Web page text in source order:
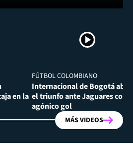
en la
FÚTBOL COLOMBIANO
Internacional de Bogotá
el triunfo ante Jaguares con
agónico gol
MÁS VIDEOS